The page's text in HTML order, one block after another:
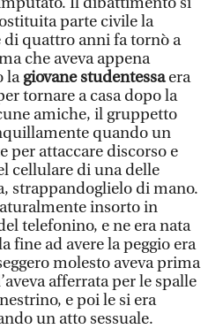
parte civile la
di quattro anni fa tornò a
che aveva appena
lagiovane studentessaera
tornare a casa dopo la
amiche, il gruppetto
quando un
per attaccare discorso e
cellulare di una delle
strappandoglielo di mano.
insorto in
telefonino, e ne era nata
fine ad avere la peggio era
molesto aveva prima
afferrata per le spalle
e poi le si era
un atto sessuale.